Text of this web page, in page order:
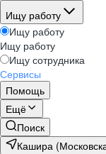
Ищу работу
Ищу работу
Ищу работу
Ищу сотрудника
Сервисы
Помощь
Ещё
Поиск
Кашира